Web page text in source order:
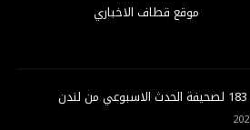
موقع قطاف الاخباري